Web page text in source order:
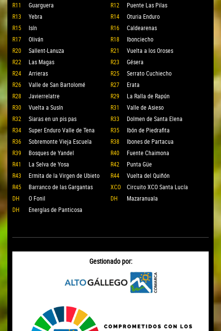
R11
Guarguera R12
Puente Las Pilas
R13
Yebra R14
Oturia Enduro
R15
Isín R16
Caldearenas
R17
Oliván R18
Ibonciecho
R20
Sallent-Lanuza R21
Vuelta a los Oroses
R22
Las Magas R23
Gésera
R24
Arrieras R25
Serrato Cuchiecho
R26
Valle de San Bartolomé R27
Erata
R28
Javierrelatre R29
La Ralla de Rapún
R30
Vuelta a Susín R31
Valle de Asieso
R32
Siaras en un pis pas R33
Dolmen de Santa Elena
R34
Super Enduro Valle de Tena R35
Ibón de Piedrafita
R36
Sobremonte Vieja Escuela R38
Ibones de Partacua
R39
Bosques de Yandel R40
Fuente Chaimona
R41
La Selva de Yosa R42
Punta Güe
R43
Ermita de la Virgen de Ubieto R44
Vuelta del Quiñón
R45
Barranco de las Gargantas XCO
Circuito XCO Santa Lucía
DH
O Fonil DH
Mazaranuala
DH
Energías de Panticosa
Gestionado por: